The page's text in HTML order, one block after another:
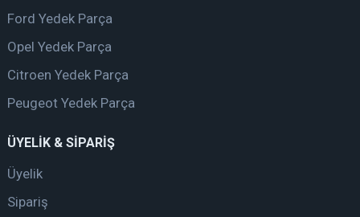
Ford Yedek Parça
Opel Yedek Parça
Citroen Yedek Parça
Peugeot Yedek Parça
ÜYELİK & SİPARİŞ
Üyelik
Sipariş